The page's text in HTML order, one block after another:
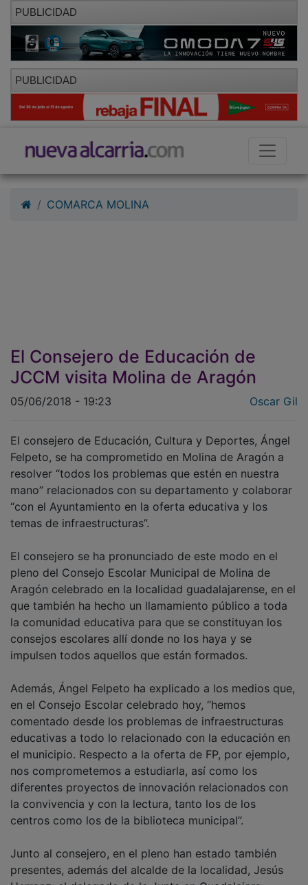
PUBLICIDAD
PUBLICIDAD
El Consejero de Educación de
JCCM visita Molina de Aragón
El consejero de Educación, Cultura y Deportes, Ángel
Felpeto, se ha comprometido en Molina de Aragón a
resolver “todos los problemas que estén en nuestra
mano” relacionados con su departamento y colaborar
“con el Ayuntamiento en la oferta educativa y los
temas de infraestructuras”.
pleno del Consejo Escolar Municipal de Molina de
Aragón celebrado en la localidad guadalajarense, en el
que también ha hecho un llamamiento público a toda
la comunidad educativa para que se constituyan los
consejos escolares allí donde no los haya y se
impulsen todos aquellos que están formados.
Además, Ángel Felpeto ha explicado a los medios que,
en el Consejo Escolar celebrado hoy, “hemos
comentado desde los problemas de infraestructuras
educativas a todo lo relacionado con la educación en
el municipio. Respecto a la oferta de FP, por ejemplo,
nos comprometemos a estudiarla, así como los
diferentes proyectos de innovación relacionados con
la convivencia y con la lectura, tanto los de los
centros como los de la biblioteca municipal”.
presentes, además del alcalde de la localidad, Jesús
Herranz; el delegado de la Junta en Guadalajara,